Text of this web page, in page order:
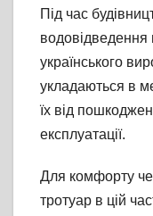
Під час
водовідведення
українського
укладаються в
їх від
експлуатації.
Для комфорту
тротуар в цій